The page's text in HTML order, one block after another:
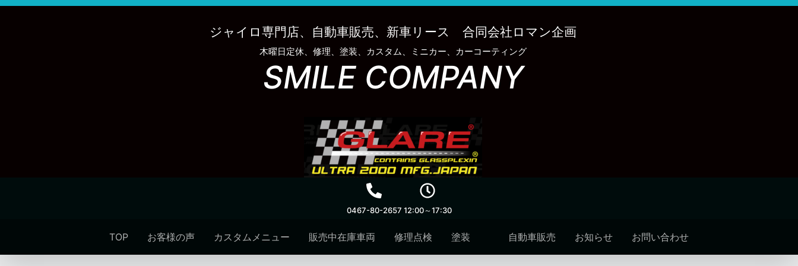
内
ジャイロ専門店、自動車販売、新車リース 合同会社ロマン企画
木曜日定休、修理、塗装、カスタム、ミニカー、カーコーティング
SMILE COMPANY
0467-80-2657 12:00～17:30
TOP お客様の声 カスタムメニュー 販売中在庫車両 修理点検 塗装 自動車販売 お知らせ お問い合わせ